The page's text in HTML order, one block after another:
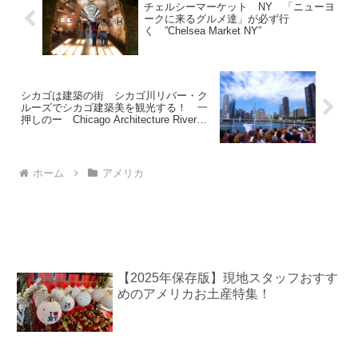
チェルシーマーケット NY 「ニューヨ
ークに来るグルメ達」が必ず行
く ”Chelsea Market NY”
シカゴは建築の街 シカゴ川リバー・ク
ルーズでシカゴ建築美を観光する！ 一
押しのー Chicago Architecture River
ホーム アメリカ
【2025年保存版】現地スタッフおすす
めのアメリカお土産特集！